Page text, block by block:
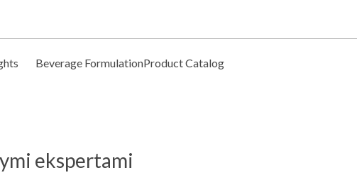
Beverage FormulationProduct Catalog
ekspertami